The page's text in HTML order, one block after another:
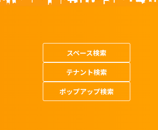
スペース検索
テナント検索
ポップアップ検索